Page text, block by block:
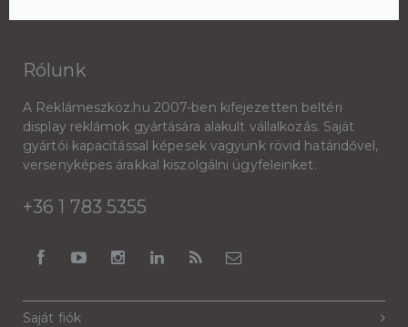
Rólunk
A Reklámeszköz.hu 2007-ben kifejezetten beltéri
display reklámok gyártására alakult vállalkozás. Saját
gyártói kapacitással képesek vagyunk rövid határidővel,
versenyképes árakkal kiszolgálni ügyfeleinket.
+36 1 783 5355
Saját fiók